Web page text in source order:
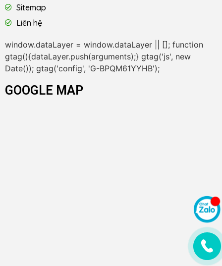
Sitemap
Liên hệ
window.dataLayer = window.dataLayer || []; function
gtag(){dataLayer.push(arguments);} gtag('js', new
Date()); gtag('config', 'G-BPQM61YYHB');
GOOGLE MAP